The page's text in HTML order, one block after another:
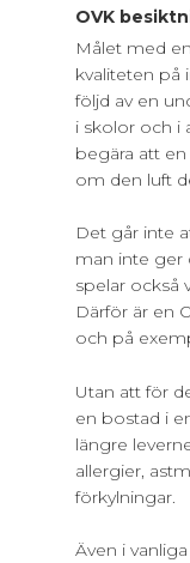
OVK
Målet med
kvaliteten på
följd av en
i skolor och i
begära att
om den luft
Det går inte
man inte ger
spelar också
Därför är en
och på
Utan att för
en bostad i
längre
allergier,
förkylningar.
Även i